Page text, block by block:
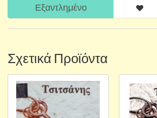
Εξαντλημένο
Σχετικά Προϊόντα